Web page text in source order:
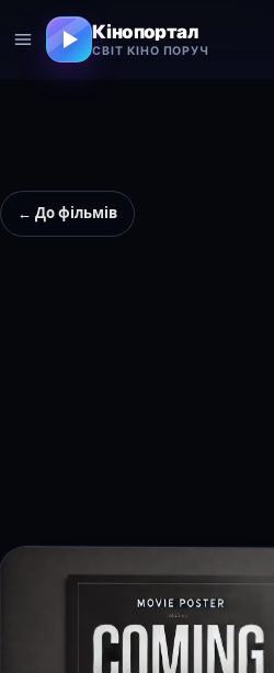
Кінопортал
СВІТ КІНО ПОРУЧ
← До фільмів